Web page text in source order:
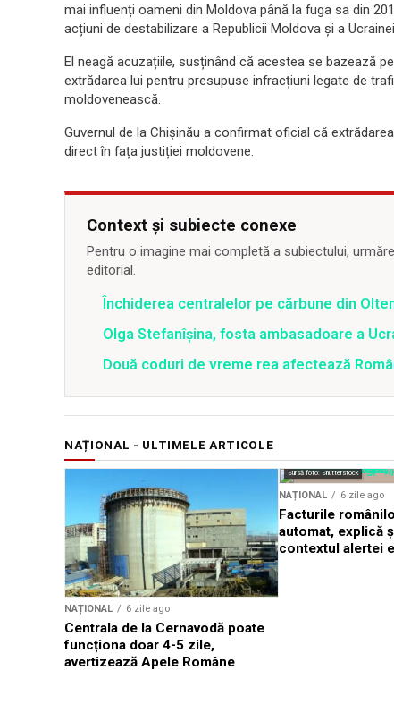
mai influenți oameni din Moldova până la fuga sa din
acțiuni de destabilizare a Republicii Moldova și a
El neagă acuzațiile, susținând că acestea se bazează
extrădarea lui pentru presupuse infracțiuni legate de
moldovenească.
Guvernul de la Chișinău a confirmat oficial că
direct în fața justiției moldovene.
Context și subiecte conexe
Pentru o imagine mai completă a subiectului,
editorial.
Închiderea centralelor pe cărbune din
Olga Stefanîşina, fosta ambasadoare a
Două coduri de vreme rea afectează
NAȚIONAL - ULTIMELE ARTICOLE
NAȚIONAL 6 zile ago
Centrala de la Cernavodă poate
funcționa doar 4-5 zile,
avertizează Apele Române
Sursă foto: Shutterstock
NAȚIONAL 6 zile ago
Facturile
automat, explică
contextul alertei